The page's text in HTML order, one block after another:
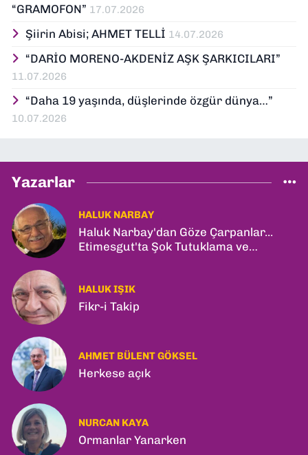
“GRAMOFON” 17.07.2026
Şiirin Abisi; AHMET TELLİ 14.07.2026
“DARİO MORENO-AKDENİZ AŞK ŞARKICILARI”
11.07.2026
“Daha 19 yaşında, düşlerinde özgür dünya…”
10.07.2026
Yazarlar
HALUK NARBAY
Haluk Narbay'dan Göze Çarpanlar...
Etimesgut'ta Şok Tutuklama ve
HALUK IŞIK
Fikr-i Takip
AHMET BÜLENT GÖKSEL
Herkese açık
NURCAN KAYA
Ormanlar Yanarken